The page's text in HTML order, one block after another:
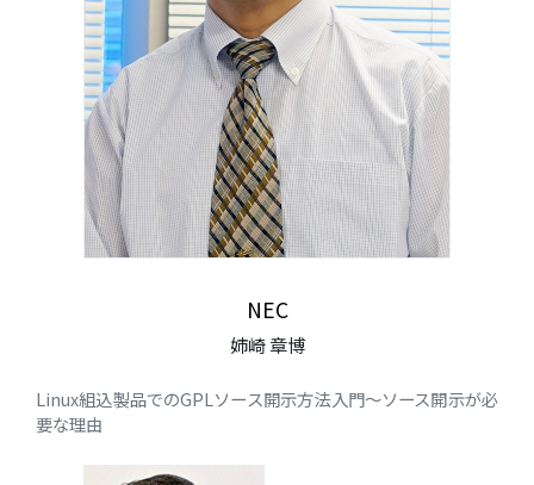
NEC
姉崎 章博
Linux組込製品でのGPLソース開示方法入門～ソース開示が必
要な理由